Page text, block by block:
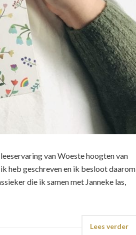
van Woeste hoogten van
heb geschreven en ik besloot daarom
die ik samen met Janneke las,
Lees verder